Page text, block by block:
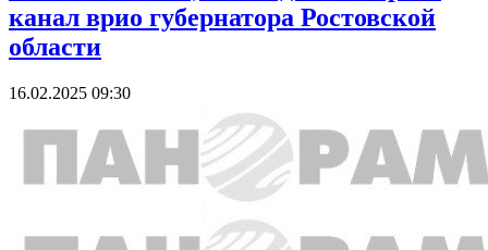
канал врио губернатора Ростовской
области
16.02.2025 09:30